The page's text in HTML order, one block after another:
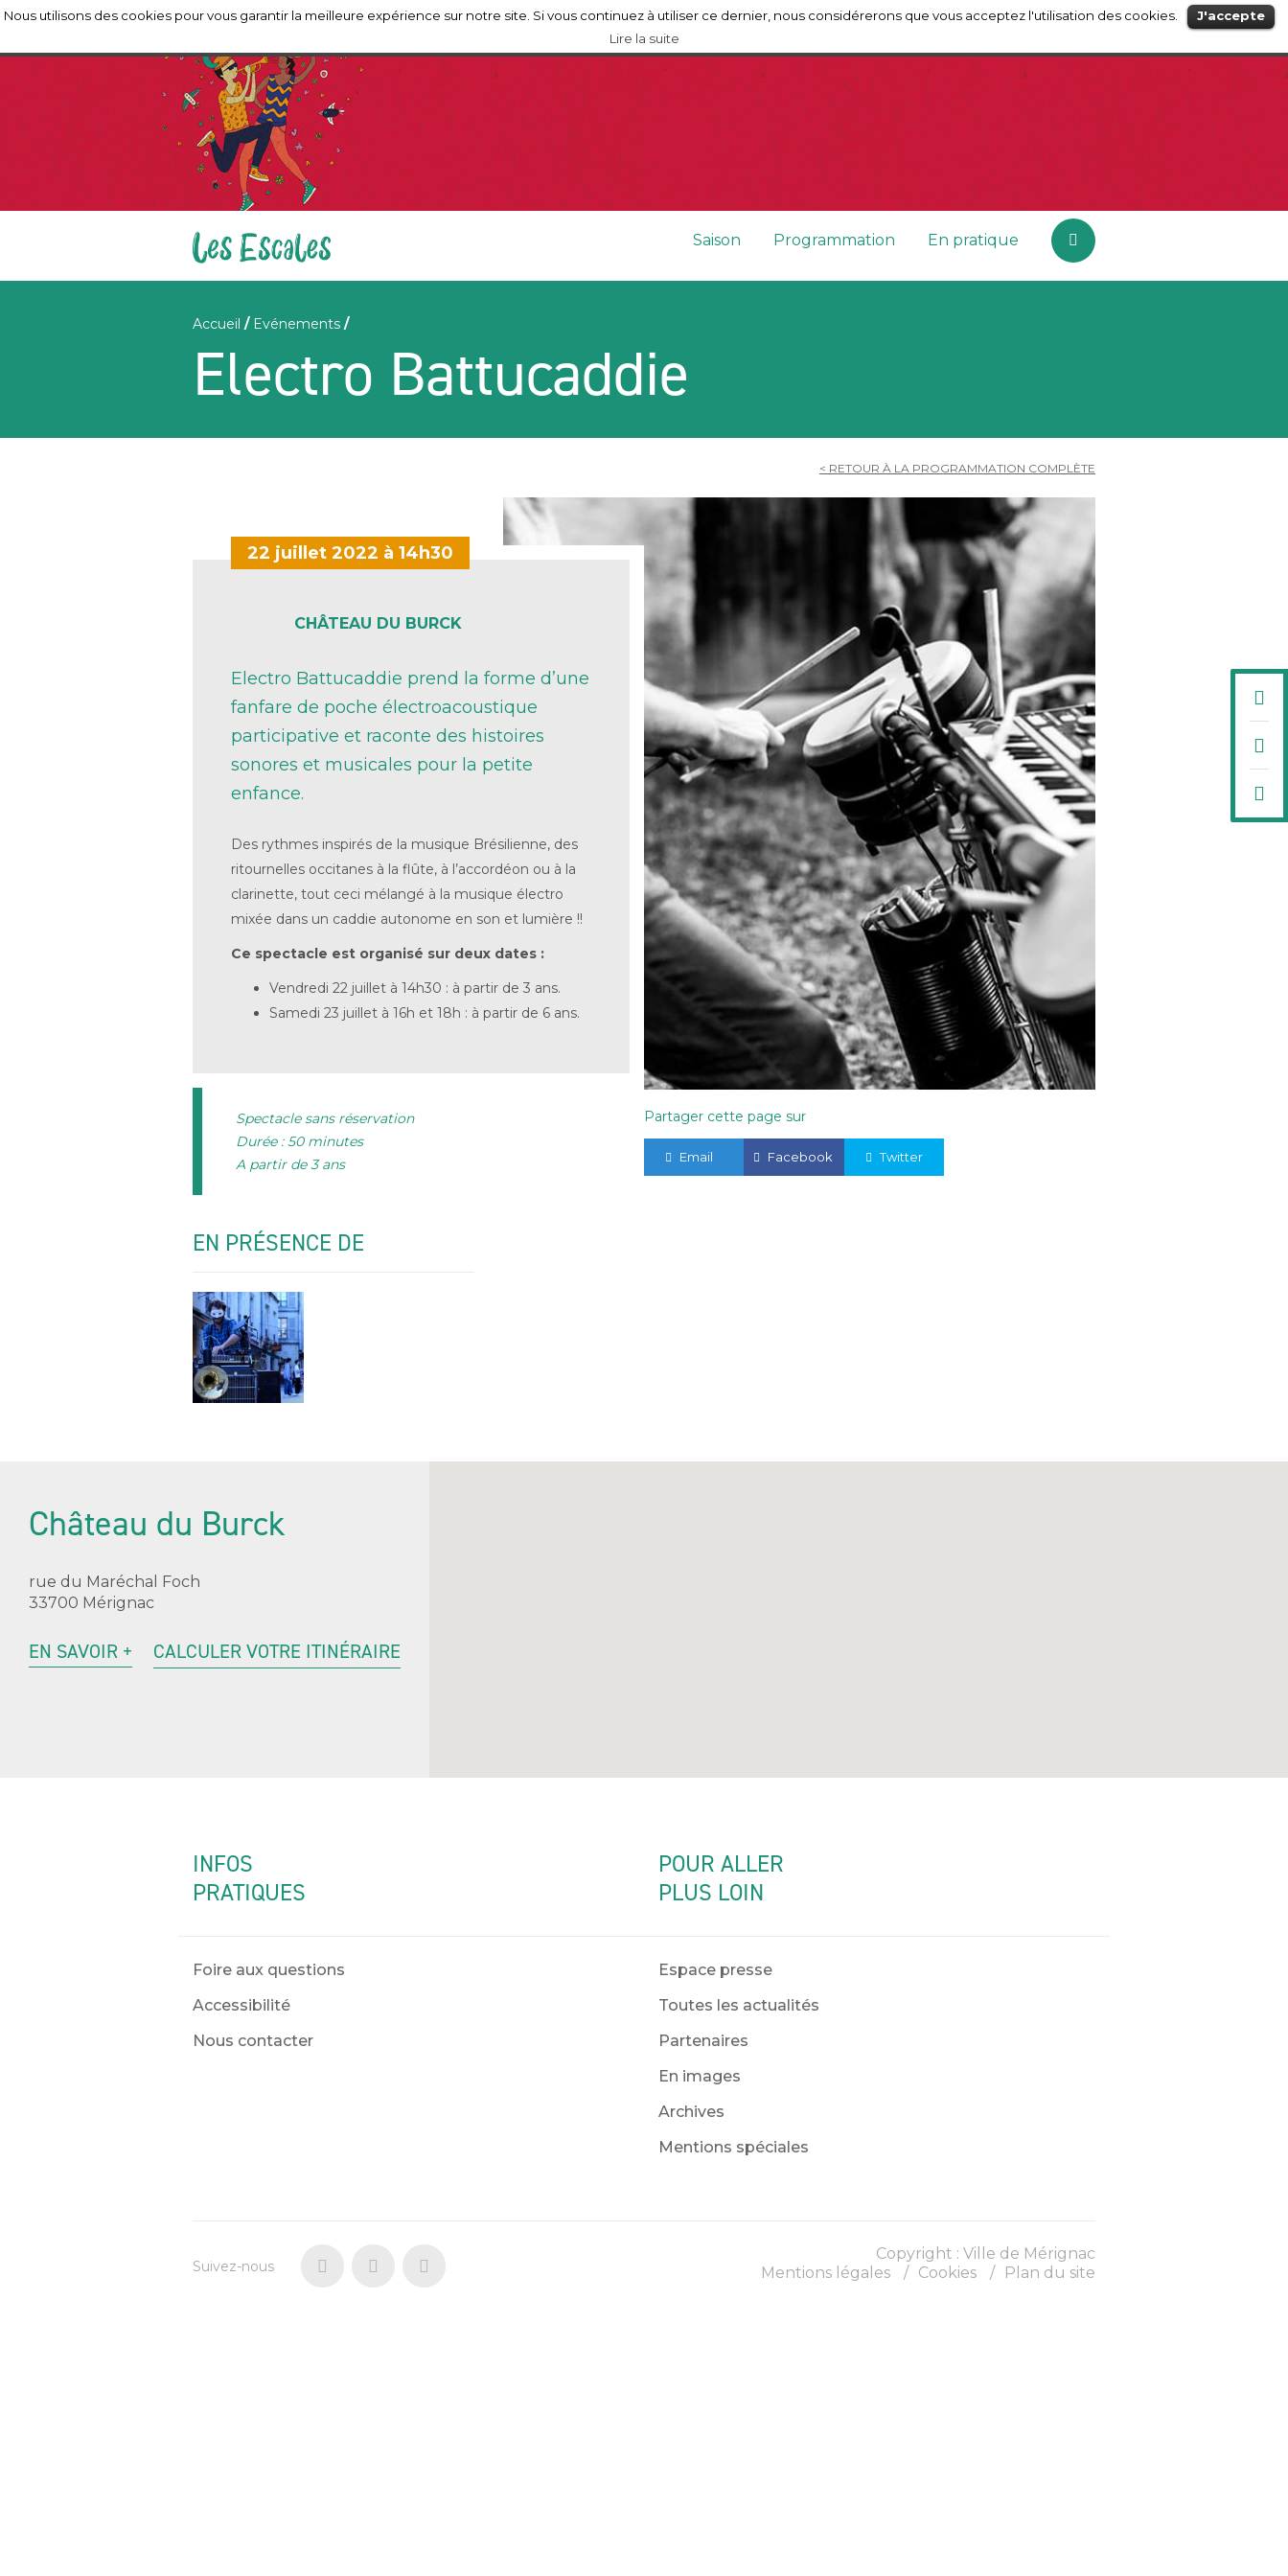
Saison Programmation En pratique
Mérignac
Accueil / Evénements /
Electro Battucaddie
< RETOUR À LA PROGRAMMATION COMPLÈTE
Partager cette page sur
Email Facebook Twitter
22 juillet 2022 à 14h30
CHÂTEAU DU BURCK
Electro Battucaddie prend la forme d’une
fanfare de poche électroacoustique
participative et raconte des histoires
sonores et musicales pour la petite
enfance.
Des rythmes inspirés de la musique Brésilienne, des
ritournelles occitanes à la flûte, à l’accordéon ou à la
clarinette, tout ceci mélangé à la musique électro
mixée dans un caddie autonome en son et lumière !!
Ce spectacle est organisé sur deux dates :
Vendredi 22 juillet à 14h30 : à partir de 3 ans.
Samedi 23 juillet à 16h et 18h : à partir de 6 ans.
Spectacle sans réservation
Durée : 50 minutes
A partir de 3 ans
EN PRÉSENCE DE
Château du Burck
rue du Maréchal Foch
33700 Mérignac
EN SAVOIR + CALCULER VOTRE ITINÉRAIRE
INFOS
PRATIQUES
Foire aux questions
Accessibilité
Nous contacter
POUR ALLER
PLUS LOIN
Espace presse
Toutes les actualités
Partenaires
En images
Archives
Mentions spéciales
Suivez-nous
Copyright : Ville de Mérignac
Mentions légales
Cookies Plan du site
Nous utilisons des cookies pour vous garantir la meilleure expérience sur notre site. Si vous continuez à utiliser ce dernier, nous considérerons que vous acceptez l'utilisation des cookies.
J'accepte
Lire la suite